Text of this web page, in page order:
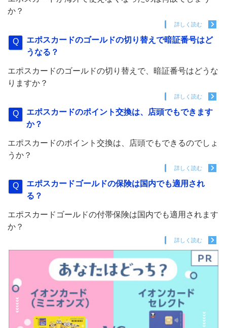
か？
詳しく読む
エポスカードのゴールドの切り替えで暗証番号はど
うなる？
エポスカードのゴールドの切り替えで、暗証番号はどうな
りますか？
詳しく読む
エポスカードのポイント交換は、店頭でもできます
か？
エポスカードのポイント交換は、店頭でもできるのでしょ
うか？
詳しく読む
エポスカードゴールドの保険は国内でも適用され
る？
エポスカードゴールドの付帯保険は国内でも適用されます
か？
詳しく読む